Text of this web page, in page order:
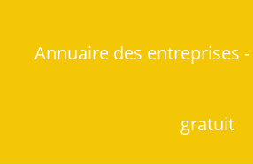
Annuaire des entreprises
gratuit